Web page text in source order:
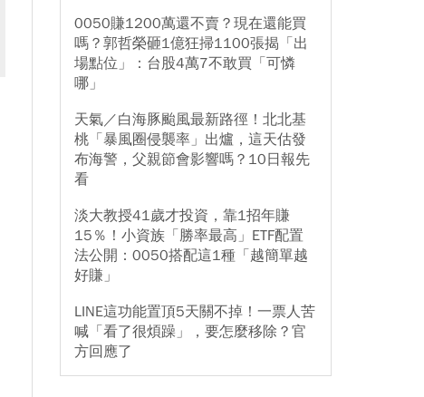
0050賺1200萬還不賣？現在還能買
嗎？郭哲榮砸1億狂掃1100張揭「出
場點位」：台股4萬7不敢買「可憐
哪」
天氣／白海豚颱風最新路徑！北北基
桃「暴風圈侵襲率」出爐，這天估發
布海警，父親節會影響嗎？10日報先
看
淡大教授41歲才投資，靠1招年賺
15％！小資族「勝率最高」ETF配置
法公開：0050搭配這1種「越簡單越
好賺」
LINE這功能置頂5天關不掉！一票人苦
喊「看了很煩躁」，要怎麼移除？官
方回應了